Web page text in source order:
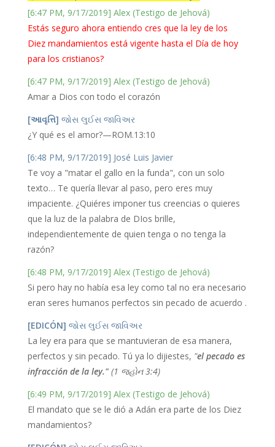
[6:47 PM, 9/17/2019] Alex (Testigo de Jehová)
Estás seguro ahora entiendo cres que la ley de los
Diez mandamientos está vigente hasta el Día de hoy
para los cristianos?
[6:47 PM, 9/17/2019] Alex (Testigo de Jehová)
Amar a Dios con todo el corazón
[આવૃત્તિ] જોસ લુઈસ જાવિઅર
¿Y qué es el amor?—ROM.13:10
[6:48 PM, 9/17/2019] José Luis Javier
Te voy a "matar el gallo en la funda", con un solo
texto… Te quería llevar al paso, pero eres muy
impaciente. ¿Quiéres imponer tus creencias o quieres
que la luz de la palabra de DIos brille,
independientemente de quien tenga o no tenga la
razón?
[6:48 PM, 9/17/2019] Alex (Testigo de Jehová)
Si pero hay no había esa ley como tal no era necesario
eran seres humanos perfectos sin pecado de acuerdo .
[EDICÓN] જોસ લુઈસ જાવિઅર
La ley era para que se mantuvieran de esa manera,
perfectos y sin pecado. Tú ya lo dijiestes, "el pecado es
infracción de la ley."(1 જ્હોન 3:4)
[6:49 PM, 9/17/2019] Alex (Testigo de Jehová)
El mandato que se le dió a Adán era parte de los Diez
mandamientos?